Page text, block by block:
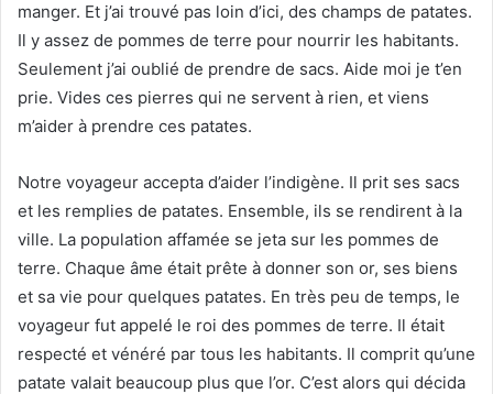
manger. Et j’ai trouvé pas loin d’ici, des champs de patates.
Il y assez de pommes de terre pour nourrir les habitants.
Seulement j’ai oublié de prendre de sacs. Aide moi je t’en
prie. Vides ces pierres qui ne servent à rien, et viens
m’aider à prendre ces patates.
Notre voyageur accepta d’aider l’indigène. Il prit ses sacs
et les remplies de patates. Ensemble, ils se rendirent à la
ville. La population affamée se jeta sur les pommes de
terre. Chaque âme était prête à donner son or, ses biens
et sa vie pour quelques patates. En très peu de temps, le
voyageur fut appelé le roi des pommes de terre. Il était
respecté et vénéré par tous les habitants. Il comprit qu’une
patate valait beaucoup plus que l’or. C’est alors qui décida